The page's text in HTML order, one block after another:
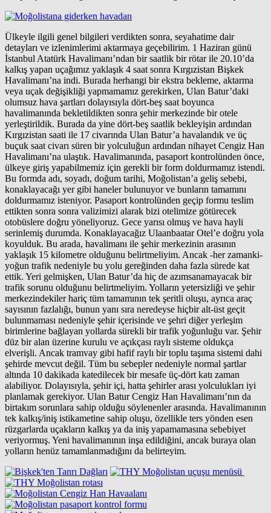
Ülkeyle ilgili genel bilgileri verdikten sonra, seyahatime dair
detayları ve izlenimlerimi aktarmaya geçebilirim. 1 Haziran günü
İstanbul Atatürk Havalimanı’ndan bir saatlik bir rötar ile 20.10’da
kalkış yapan uçağımız yaklaşık 4 saat sonra Kırgızistan Bişkek
Havalimanı’na indi. Burada herhangi bir ekstra bekleme, aktarma
veya uçak değişikliği yapmamamız gerekirken, Ulan Batur’daki
olumsuz hava şartları dolayısıyla dört-beş saat boyunca
havalimanında bekletildikten sonra şehir merkezinde bir otele
yerleştirildik. Burada da yine dört-beş saatlik bekleyişin ardından
Kırgızistan saati ile 17 civarında Ulan Batur’a havalandık ve üç
buçuk saat civarı süren bir yolculuğun ardından nihayet Cengiz Han
Havalimanı’na ulaştık. Havalimanında, pasaport kontrolünden önce,
ülkeye giriş yapabilmemiz için gerekli bir form doldurmamız istendi.
Bu formda adı, soyadı, doğum tarihi, Moğolistan’a geliş sebebi,
konaklayacağı yer gibi haneler bulunuyor ve bunların tamamını
doldurmamız isteniyor. Pasaport kontrolünden geçip formu teslim
ettikten sonra sonra valizimizi alarak bizi otelimize götürecek
otobüslere doğru yöneliyoruz. Gece yarısı olmuş ve hava hayli
serinlemiş durumda. Konaklayacağız Ulaanbaatar Otel’e doğru yola
koyulduk. Bu arada, havalimanı ile şehir merkezinin arasının
yaklaşık 15 kilometre olduğunu belirtmeliyim. Ancak -her zamanki-
yoğun trafik nedeniyle bu yolu gereğinden daha fazla sürede kat
ettik. Yeri gelmişken, Ulan Batur’da hiç de azımsanamayacak bir
trafik sorunu olduğunu belirtmeliyim. Yolların yetersizliği ve şehir
merkezindekiler hariç tüm tamamının tek şeritli oluşu, ayrıca araç
sayısının fazlalığı, bunun yanı sıra neredeyse hiçbir alt-üst geçit
bulunmaması nedeniyle şehir içerisinde ve şehri diğer yerleşim
birimlerine bağlayan yollarda sürekli bir trafik yoğunluğu var. Şehir
düz bir alan üzerine kurulu ve açıkçası raylı sisteme oldukça
elverişli. Ancak tramvay gibi hafif raylı bir toplu taşıma sistemi dahi
şehirde mevcut değil. Tüm bu sebepler nedeniyle normal şartlar
altında 10 dakikada katedilecek bir mesafe üç-dört katı zaman
alabiliyor. Dolayısıyla, şehir içi, hatta şehirler arası yolculukları iyi
planlamak gerekiyor. Ulan Batur Cengiz Han Havalimanı’nın da
birtakım sorunlara sahip olduğu söylenenler arasında. Havalimanının
tek kalkış/iniş istikametine sahip oluşu, özellikle ters yönden esen
rüzgarlarda uçakların kalkış ya da iniş yapamamasına sebebiyet
veriyormuş. Yeni havalimanının inşa edildiğini, ancak buraya olan
yolların henüz tamamlanmadığını da belirteyim.